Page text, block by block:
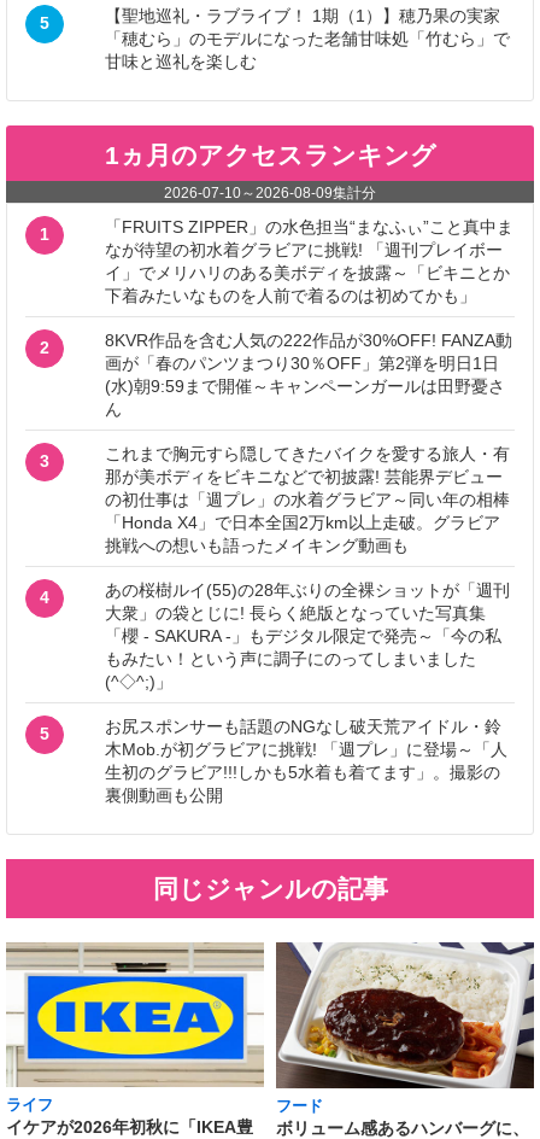
5
【聖地巡礼・ラブライブ！ 1期（1）】穂乃果の実家
「穂むら」のモデルになった老舗甘味処「竹むら」で
甘味と巡礼を楽しむ
1ヵ月のアクセスランキング
2026-07-10～2026-08-09集計分
1
「FRUITS ZIPPER」の水色担当“まなふぃ”こと真中ま
なが待望の初水着グラビアに挑戦! 「週刊プレイボー
イ」でメリハリのある美ボディを披露～「ビキニとか
下着みたいなものを人前で着るのは初めてかも」
2
8KVR作品を含む人気の222作品が30%OFF! FANZA動
画が「春のパンツまつり30％OFF」第2弾を明日1日
(水)朝9:59まで開催～キャンペーンガールは田野憂さ
ん
3
これまで胸元すら隠してきたバイクを愛する旅人・有
那が美ボディをビキニなどで初披露! 芸能界デビュー
の初仕事は「週プレ」の水着グラビア～同い年の相棒
「Honda X4」で日本全国2万km以上走破。グラビア
挑戦への想いも語ったメイキング動画も
4
あの桜樹ルイ(55)の28年ぶりの全裸ショットが「週刊
大衆」の袋とじに! 長らく絶版となっていた写真集
「櫻 - SAKURA -」もデジタル限定で発売～「今の私
もみたい！という声に調子にのってしまいました
(^◇^;)」
5
お尻スポンサーも話題のNGなし破天荒アイドル・鈴
木Mob.が初グラビアに挑戦! 「週プレ」に登場～「人
生初のグラビア!!!しかも5水着も着てます」。撮影の
裏側動画も公開
同じジャンルの記事
ライフ
イケアが2026年初秋に「IKEA豊
フード
ボリューム感あるハンバーグに、